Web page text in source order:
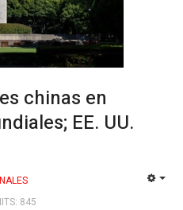
chinas en
EE. UU.
845